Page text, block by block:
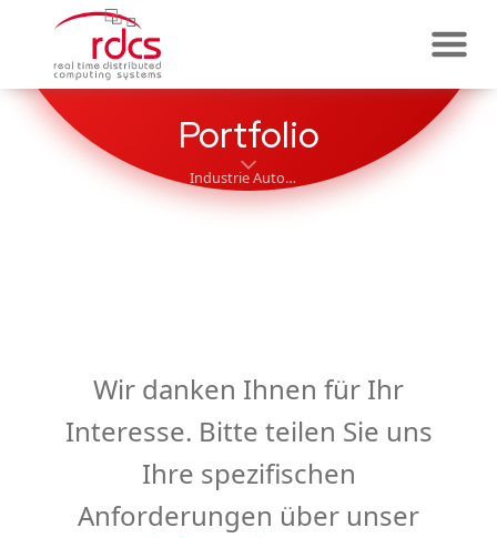
Portfolio
Industrie Automatisierung & Funktionale Sicherheit
Wir danken Ihnen für Ihr
Interesse. Bitte teilen Sie uns
Ihre spezifischen
Anforderungen über unser